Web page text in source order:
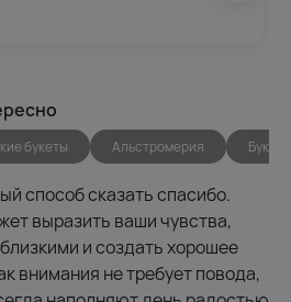
букеты Альстромерия Букеты
способ сказать спасибо.
выразить ваши чувства,
и создать хорошее
внимания не требует повода,